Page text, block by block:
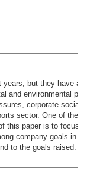
years, but they have
and environmental
corporate social
sector. One of the
this paper is to focus
company goals in
to the goals raised.